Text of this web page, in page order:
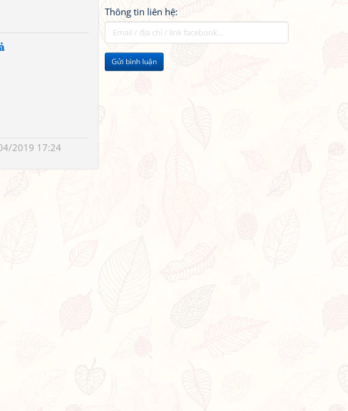
Thông tin liên hệ:
Gửi bình luận
2019 17:24